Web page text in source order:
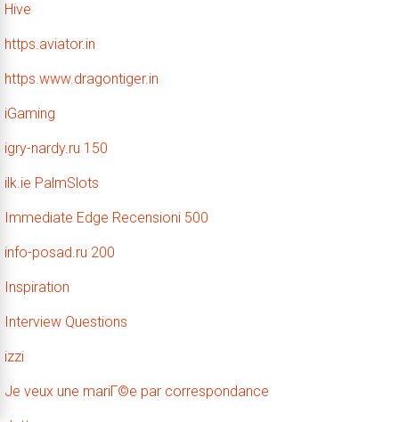
Hive
https.aviator.in
https.www.dragontiger.in
iGaming
igry-nardy.ru 150
ilk.ie PalmSlots
Immediate Edge Recensioni 500
info-posad.ru 200
Inspiration
Interview Questions
izzi
Je veux une mariГ©e par correspondance